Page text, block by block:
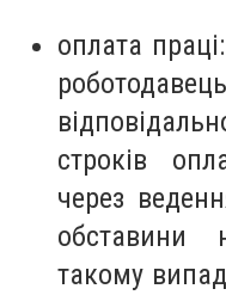
оплата
строків
через
обставини
такому